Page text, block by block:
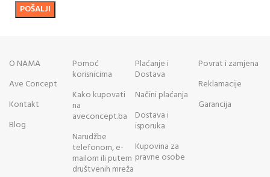
O NAMA
Ave Concept
Kontakt
Blog
Pomoć
korisnicima
Kako kupovati
na
aveconcept.ba
Narudžbe
telefonom, e-
mailom ili putem
društvenih mreža
Plaćanje i
Dostava
Načini plaćanja
Dostava i
isporuka
Kupovina za
pravne osobe
Povrat i zamjena
Reklamacije
Garancija